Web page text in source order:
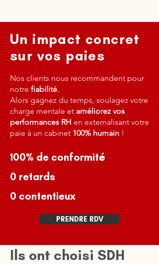
Un impact concret
sur vos paies
Nos clients nous recommandent pour
notre fiabilité.
Alors gagnez du temps, soulagez votre
charge mentale et améliorez vos
performances RH en externalisant votre
paie à un cabinet 100% humain !
100% de conformité
0 retards
0 contentieux
PRENDRE RDV
Ils ont choisi SDH